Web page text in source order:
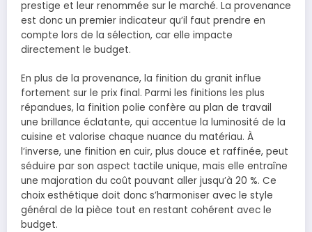
prestige et leur renommée sur le marché. La provenance
est donc un premier indicateur qu’il faut prendre en
compte lors de la sélection, car elle impacte
directement le budget.
En plus de la provenance, la finition du granit influe
fortement sur le prix final. Parmi les finitions les plus
répandues, la finition polie confère au plan de travail
une brillance éclatante, qui accentue la luminosité de la
cuisine et valorise chaque nuance du matériau. À
l’inverse, une finition en cuir, plus douce et raffinée, peut
séduire par son aspect tactile unique, mais elle entraîne
une majoration du coût pouvant aller jusqu’à 20 %. Ce
choix esthétique doit donc s’harmoniser avec le style
général de la pièce tout en restant cohérent avec le
budget.